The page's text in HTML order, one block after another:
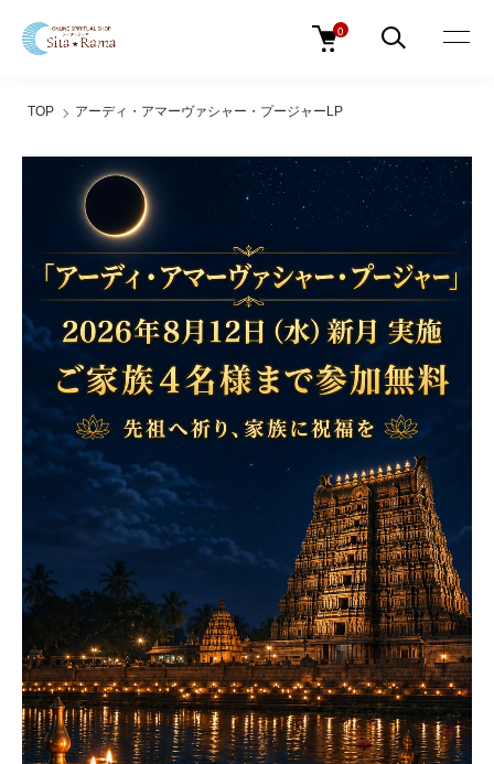
0
TOP アーディ・アマーヴァシャー・プージャーLP